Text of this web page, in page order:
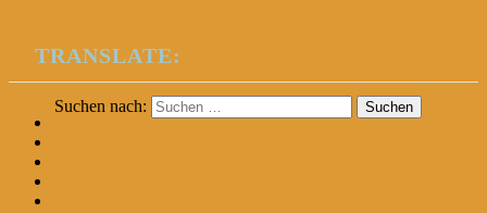
TRANSLATE:
Suchen nach: